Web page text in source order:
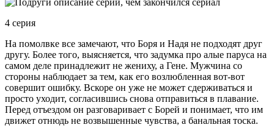
4 серия
На помолвке все замечают, что Боря и Надя не подходят друг
другу. Более того, выясняется, что задумка про алые паруса на
самом деле принадлежит не жениху, а Гене. Мужчина со
стороны наблюдает за тем, как его возлюбленная вот-вот
совершит ошибку. Вскоре он уже не может сдерживаться и
просто уходит, согласившись снова отправиться в плавание.
Перед отъездом он разговаривает с Борей и понимает, что им
движет отнюдь не возвышенные чувства, а банальная тоска.